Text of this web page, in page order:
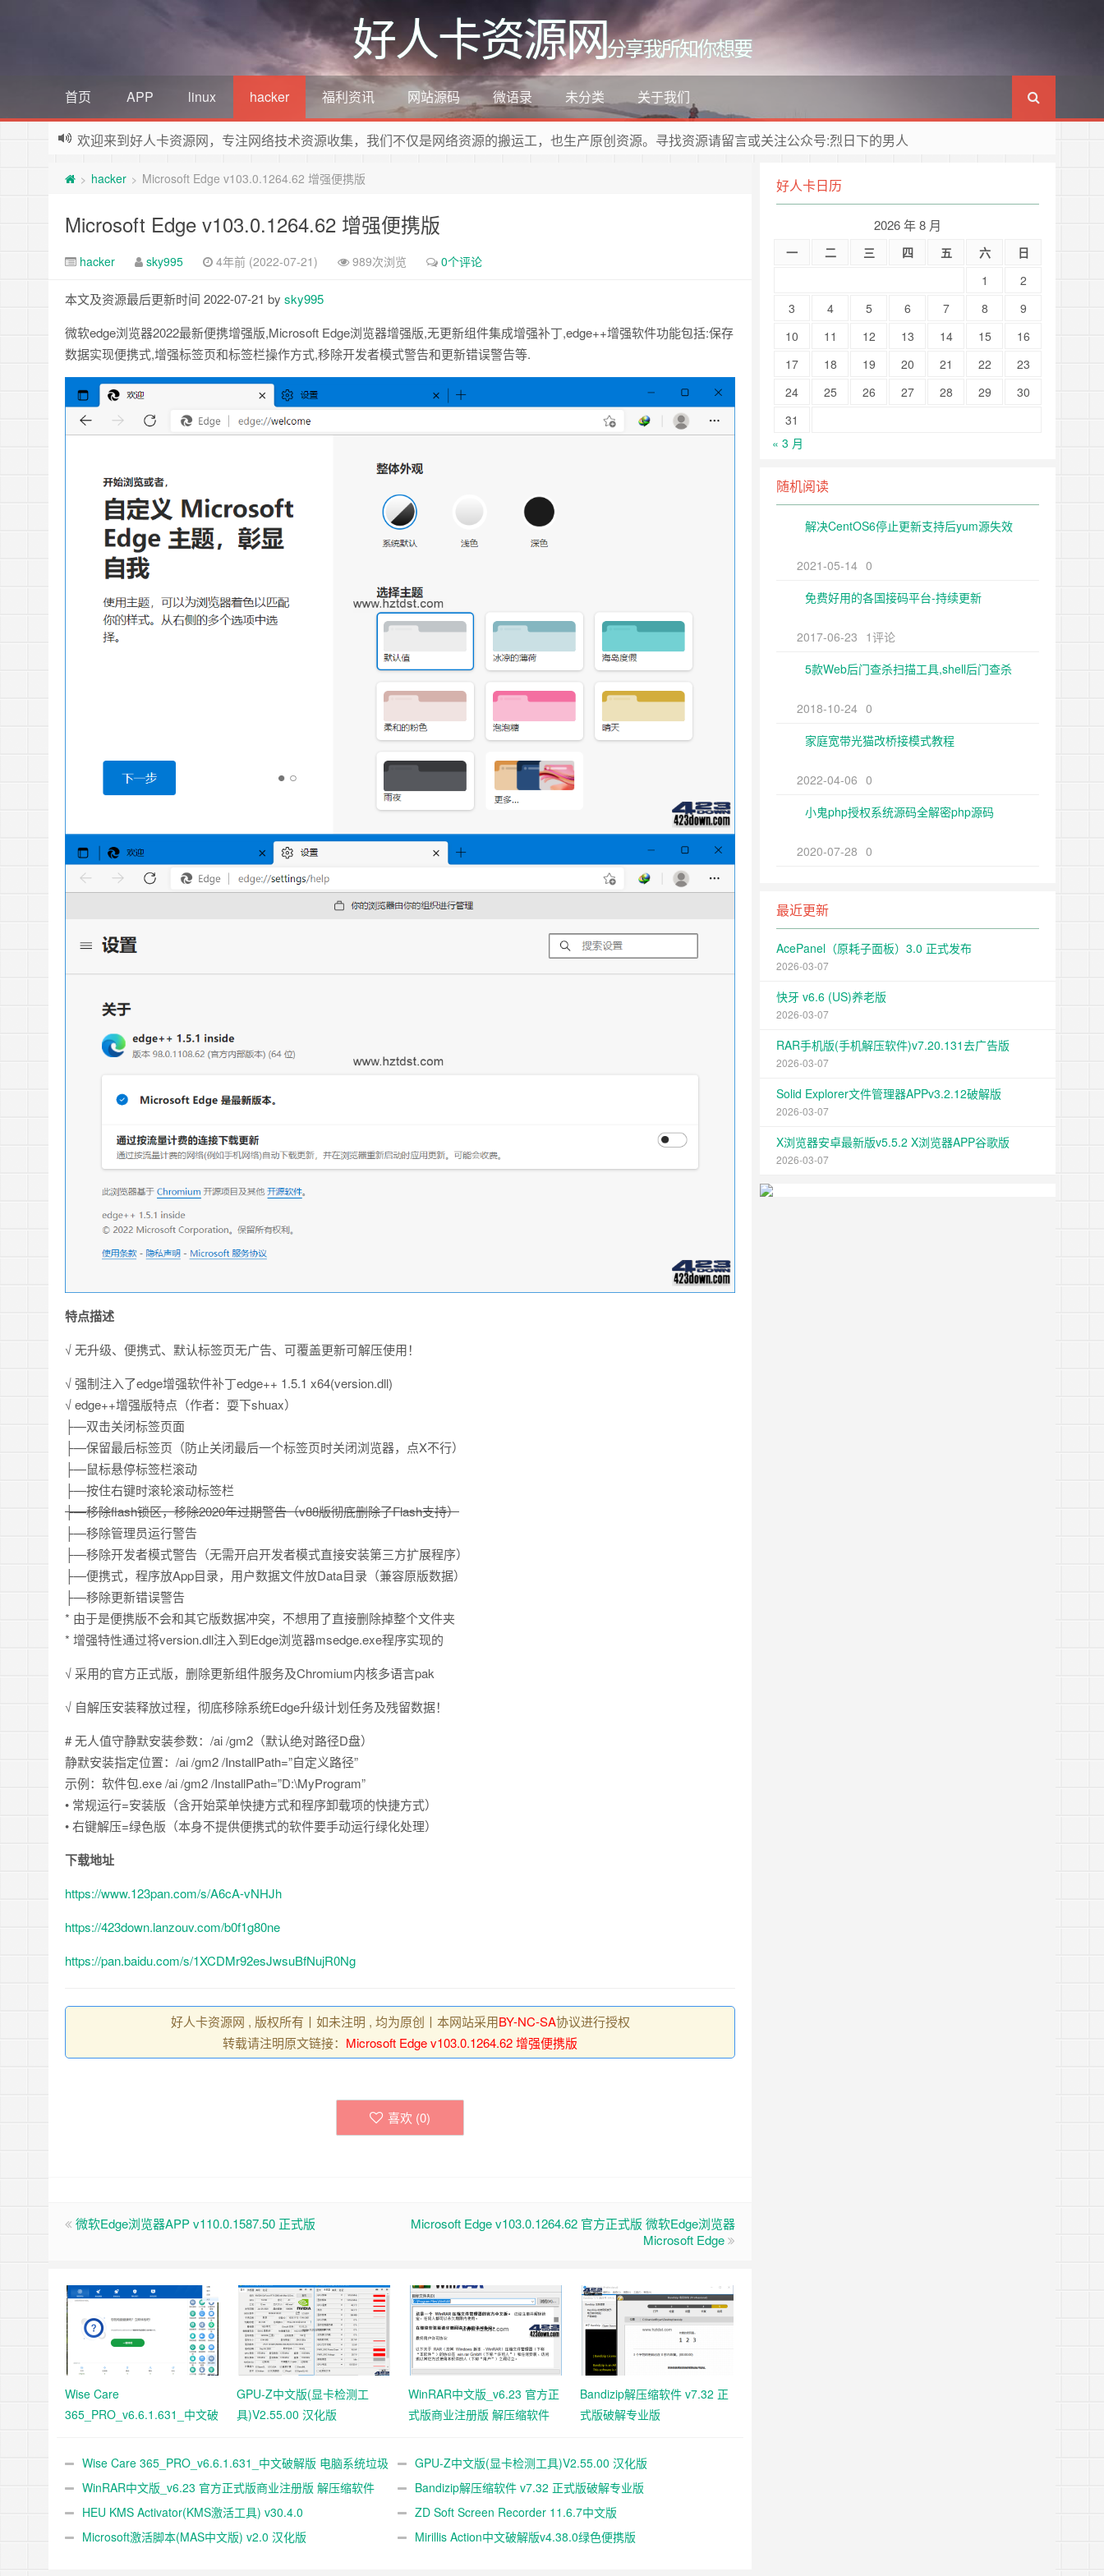
好人卡资源网分享我所知你想要
首页 APP linux hacker 福利资讯 网站源码 微语录 未分类 关于我们
欢迎来到好人卡资源网，专注网络技术资源收集，我们不仅是网络资源的搬运工，也生产原创资源。寻找资源请留言或关注公众号:烈日下的男人
> hacker > Microsoft Edge v103.0.1264.62 增强便携版
Microsoft Edge v103.0.1264.62 增强便携版
hacker sky995 4年前 (2022-07-21) 989次浏览 0个评论
本文及资源最后更新时间 2022-07-21 by sky995
微软edge浏览器2022最新便携增强版,Microsoft Edge浏览器增强版,无更新组件集成增强补丁,edge++增强软件功能包括:保存
数据实现便携式,增强标签页和标签栏操作方式,移除开发者模式警告和更新错误警告等.
特点描述
√ 无升级、便携式、默认标签页无广告、可覆盖更新可解压使用！
√ 强制注入了edge增强软件补丁edge++ 1.5.1 x64(version.dll)
√ edge++增强版特点（作者：耍下shuax）
├—双击关闭标签页面
├—保留最后标签页（防止关闭最后一个标签页时关闭浏览器，点X不行）
├—鼠标悬停标签栏滚动
├—按住右键时滚轮滚动标签栏
├—移除flash锁区，移除2020年过期警告（v88版彻底删除了Flash支持）
├—移除管理员运行警告
├—移除开发者模式警告（无需开启开发者模式直接安装第三方扩展程序）
├—便携式，程序放App目录，用户数据文件放Data目录（兼容原版数据）
├—移除更新错误警告
* 由于是便携版不会和其它版数据冲突，不想用了直接删除掉整个文件夹
* 增强特性通过将version.dll注入到Edge浏览器msedge.exe程序实现的
√ 采用的官方正式版，删除更新组件服务及Chromium内核多语言pak
√ 自解压安装释放过程，彻底移除系统Edge升级计划任务及残留数据！
# 无人值守静默安装参数：/ai /gm2（默认绝对路径D盘）
静默安装指定位置：/ai /gm2 /InstallPath=”自定义路径”
示例：软件包.exe /ai /gm2 /InstallPath=”D:\MyProgram”
• 常规运行=安装版（含开始菜单快捷方式和程序卸载项的快捷方式）
• 右键解压=绿色版（本身不提供便携式的软件要手动运行绿化处理）
下载地址
https://www.123pan.com/s/A6cA-vNHJh
https://423down.lanzouv.com/b0f1g80ne
https://pan.baidu.com/s/1XCDMr92esJwsuBfNujR0Ng
好人卡资源网 , 版权所有丨如未注明 , 均为原创丨本网站采用BY-NC-SA协议进行授权
转载请注明原文链接： Microsoft Edge v103.0.1264.62 增强便携版
喜欢 (0)
微软Edge浏览器APP v110.0.1587.50 正式版
Microsoft Edge v103.0.1264.62 官方正式版 微软Edge浏览器
Microsoft Edge
Wise Care
365_PRO_v6.6.1.631_中文破
GPU-Z中文版(显卡检测工
具)V2.55.00 汉化版
WinRAR中文版_v6.23 官方正
式版商业注册版 解压缩软件
Bandizip解压缩软件 v7.32 正
式版破解专业版
Wise Care 365_PRO_v6.6.1.631_中文破解版 电脑系统垃圾
清理软件
GPU-Z中文版(显卡检测工具)V2.55.00 汉化版
WinRAR中文版_v6.23 官方正式版商业注册版 解压缩软件
Bandizip解压缩软件 v7.32 正式版破解专业版
HEU KMS Activator(KMS激活工具) v30.4.0
ZD Soft Screen Recorder 11.6.7中文版
Microsoft激活脚本(MAS中文版) v2.0 汉化版
Mirillis Action中文破解版v4.38.0绿色便携版
好人卡日历
2026 年 8 月
一 二 三 四 五 六
日
1
2
3
4 5 6 7 8
9
10
11 12 13 14 15
16
17
18 19 20 21 22
23
24
25 26 27 28 29
30
31
« 3 月
随机阅读
解决CentOS6停止更新支持后yum源失效
2021-05-14 0
免费好用的各国接码平台-持续更新
2017-06-23 1评论
5款Web后门查杀扫描工具,shell后门查杀
2018-10-24 0
家庭宽带光猫改桥接模式教程
2022-04-06 0
小鬼php授权系统源码全解密php源码
2020-07-28 0
最近更新
AcePanel（原耗子面板）3.0 正式发布
2026-03-07
快牙 v6.6 (US)养老版
2026-03-07
RAR手机版(手机解压软件)v7.20.131去广告版
2026-03-07
Solid Explorer文件管理器APPv3.2.12破解版
2026-03-07
X浏览器安卓最新版v5.5.2 X浏览器APP谷歌版
2026-03-07